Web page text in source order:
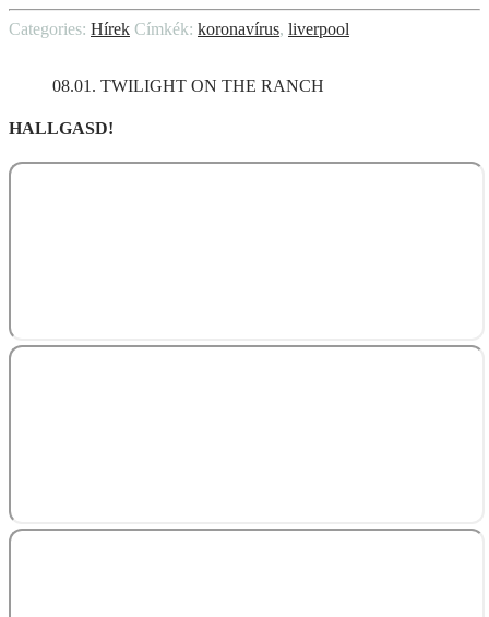
Categories: Hírek Címkék: koronavírus, liverpool
08.01. TWILIGHT ON THE RANCH
HALLGASD!